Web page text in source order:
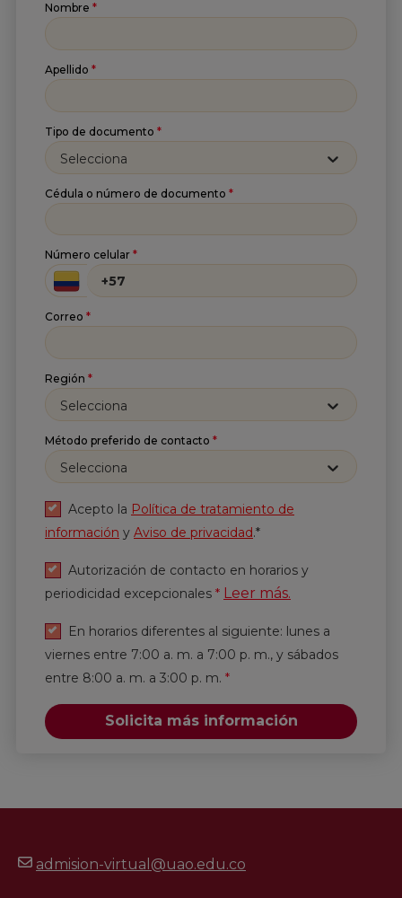
Nombre *
Apellido *
Correo *
Política de tratamiento de
informaciónyAviso de privacidad.*
Nombre *
Apellido *
Tipo de documento *
Selecciona
Cédula o número de documento *
Número celular *
Correo *
Región *
Selecciona
Método preferido de contacto *
Selecciona
Acepto la Política de tratamiento de
información y Aviso de privacidad.*
Autorización de contacto en horarios y
periodicidad excepcionales * Leer más.
En horarios diferentes al siguiente: lunes a
viernes entre 7:00 a. m. a 7:00 p. m., y sábados
entre 8:00 a. m. a 3:00 p. m. *
Solicita más información
admision-virtual@uao.edu.co